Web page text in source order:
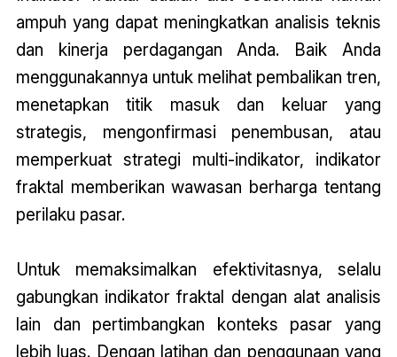
ampuh yang dapat meningkatkan analisis teknis
dan kinerja perdagangan Anda. Baik Anda
menggunakannya untuk melihat pembalikan tren,
menetapkan titik masuk dan keluar yang
strategis, mengonfirmasi penembusan, atau
memperkuat strategi multi-indikator, indikator
fraktal memberikan wawasan berharga tentang
perilaku pasar.
Untuk memaksimalkan efektivitasnya, selalu
gabungkan indikator fraktal dengan alat analisis
lain dan pertimbangkan konteks pasar yang
lebih luas. Dengan latihan dan penggunaan yang